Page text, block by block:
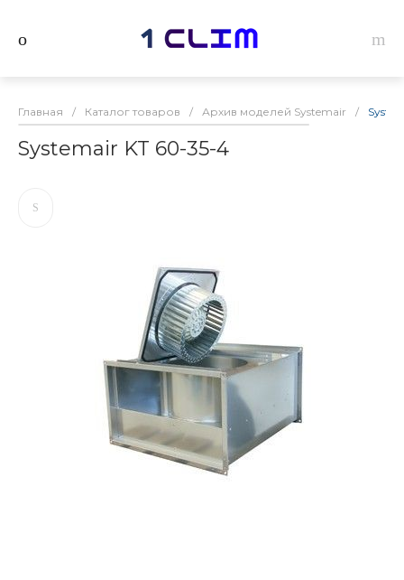
Главная / Каталог товаров / Архив моделей Systemair /
Systemair KT 60-35-4